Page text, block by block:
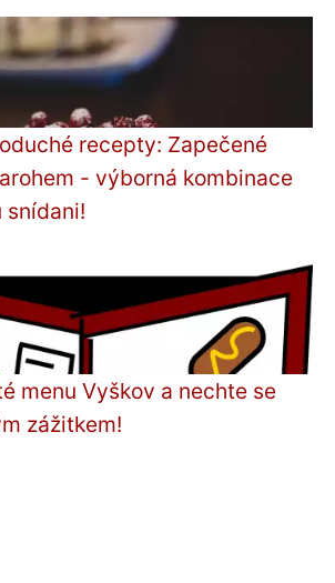
recepty: Zapečené
- výborná kombinace
snídani!
menu Vyškov a nechte se
zážitkem!